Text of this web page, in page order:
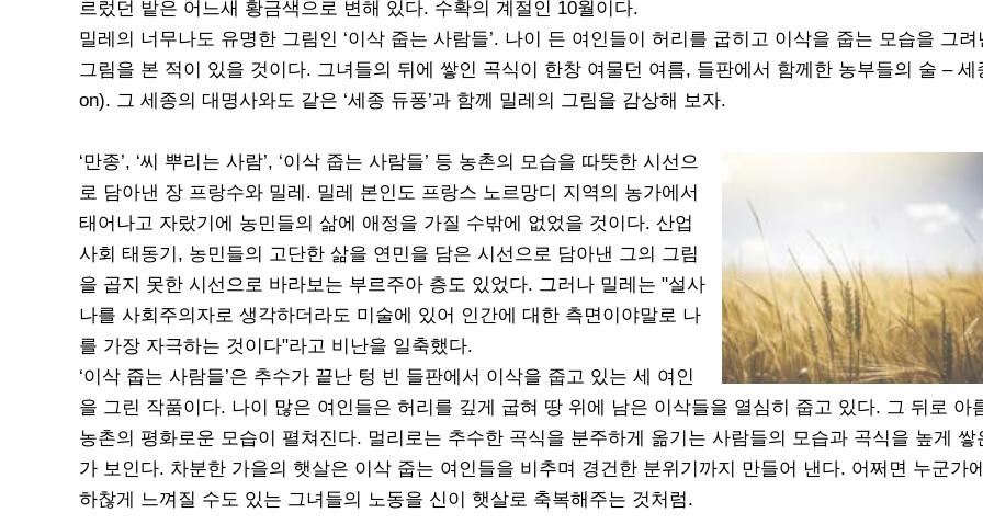
르렀던 밭은 어느새 황금색으로 변해 있다. 수확의 계절인 10월이다.
밀레의 너무나도 유명한 그림인 ‘이삭 줍는 사람들’. 나이 든 여인들이 허리를 굽히고 이삭을 줍는 모습을 그려
그림을 본 적이 있을 것이다. 그녀들의 뒤에 쌓인 곡식이 한창 여물던 여름, 들판에서 함께한 농부들의 술 – 세
on). 그 세종의 대명사와도 같은 ‘세종 듀퐁’과 함께 밀레의 그림을 감상해 보자.
‘만종’, ‘씨 뿌리는 사람’, ‘이삭 줍는 사람들’ 등 농촌의 모습을 따뜻한 시선으
로 담아낸 장 프랑수와 밀레. 밀레 본인도 프랑스 노르망디 지역의 농가에서
태어나고 자랐기에 농민들의 삶에 애정을 가질 수밖에 없었을 것이다. 산업
사회 태동기, 농민들의 고단한 삶을 연민을 담은 시선으로 담아낸 그의 그림
을 곱지 못한 시선으로 바라보는 부르주아 층도 있었다. 그러나 밀레는 "설사
나를 사회주의자로 생각하더라도 미술에 있어 인간에 대한 측면이야말로 나
를 가장 자극하는 것이다"라고 비난을 일축했다.
‘이삭 줍는 사람들’은 추수가 끝난 텅 빈 들판에서 이삭을 줍고 있는 세 여인
을 그린 작품이다. 나이 많은 여인들은 허리를 깊게 굽혀 땅 위에 남은 이삭들을 열심히 줍고 있다. 그 뒤로 아
농촌의 평화로운 모습이 펼쳐진다. 멀리로는 추수한 곡식을 분주하게 옮기는 사람들의 모습과 곡식을 높게 쌓
가 보인다. 차분한 가을의 햇살은 이삭 줍는 여인들을 비추며 경건한 분위기까지 만들어 낸다. 어쩌면 누군가
하찮게 느껴질 수도 있는 그녀들의 노동을 신이 햇살로 축복해주는 것처럼.